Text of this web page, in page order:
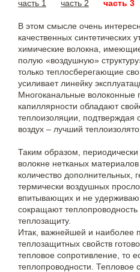
часть 1 часть 2 часть 3
В этом смысле очень
качественных синтетических
химические волокна,
полую «воздушную»
только теплосберегающие
усиливает линейку
Многоканальные волоконные
капиллярности обладают
теплоизоляции, подтверждая
воздух – лучший
Таким образом,
волокне нетканых
количество дополнительных,
термически воздушных
впитывающих и не
сокращают
теплозащиту.
Итак, важнейшей и наиболее
теплозащитных свойств
тепловое сопротивление, то
теплопроводности. Тепловое